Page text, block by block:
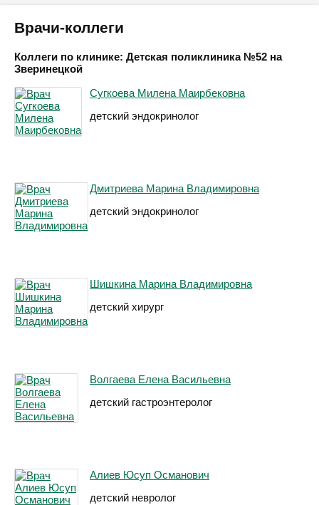
Врачи-коллеги
Коллеги по клинике: Детская поликлиника №52 на
Зверинецкой
Сугкоева Милена Маирбековна
детский эндокринолог
Дмитриева Марина Владимировна
детский эндокринолог
Шишкина Марина Владимировна
детский хирург
Волгаева Елена Васильевна
детский гастроэнтеролог
Алиев Юсуп Османович
детский невролог